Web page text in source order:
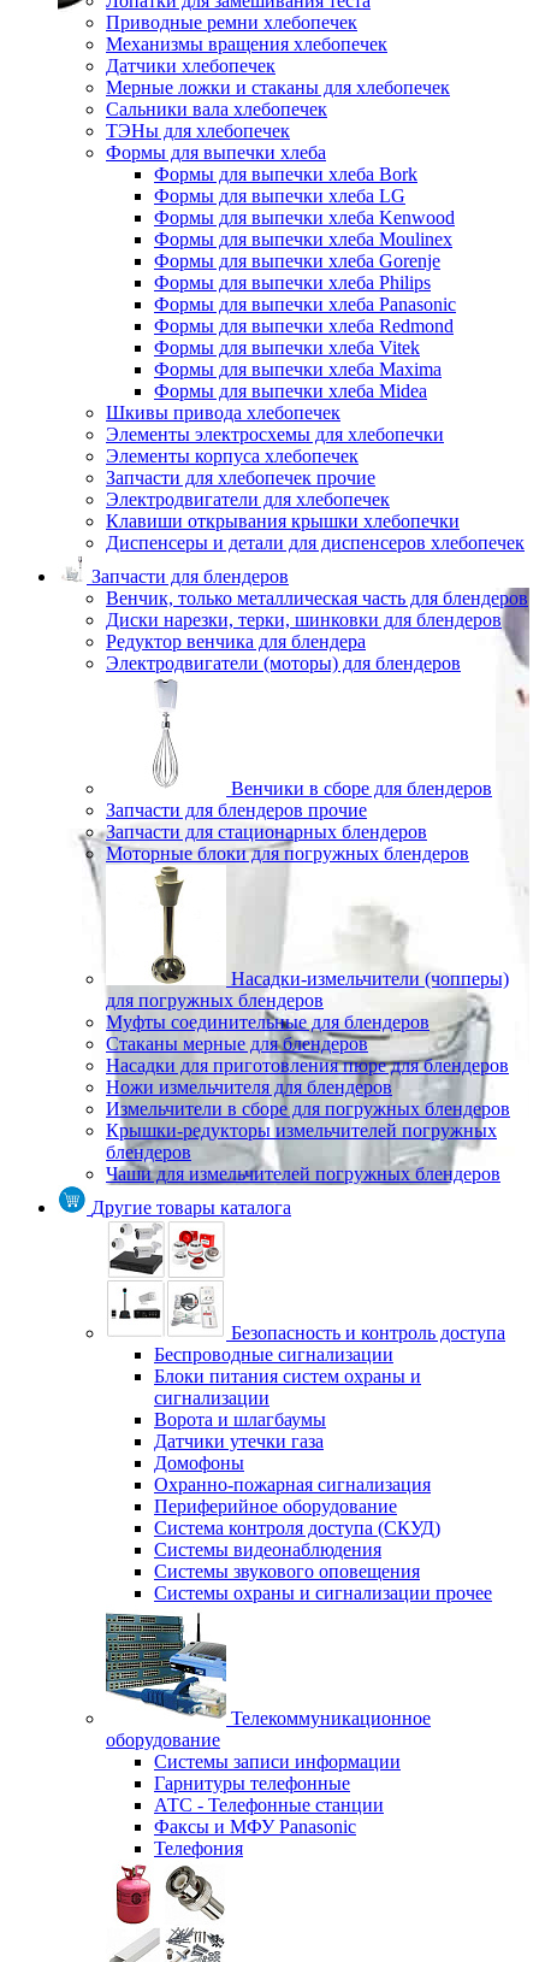
Приводные ремни хлебопечек
Механизмы вращения хлебопечек
Датчики хлебопечек
Мерные ложки и стаканы для хлебопечек
Сальники вала хлебопечек
ТЭНы для хлебопечек
Формы для выпечки хлеба
Формы для выпечки хлеба Bork
Формы для выпечки хлеба LG
Формы для выпечки хлеба Kenwood
Формы для выпечки хлеба Moulinex
Формы для выпечки хлеба Gorenje
Формы для выпечки хлеба Philips
Формы для выпечки хлеба Panasonic
Формы для выпечки хлеба Redmond
Формы для выпечки хлеба Vitek
Формы для выпечки хлеба Maxima
Формы для выпечки хлеба Midea
Шкивы привода хлебопечек
Элементы электросхемы для хлебопечки
Элементы корпуса хлебопечек
Запчасти для хлебопечек прочие
Электродвигатели для хлебопечек
Клавиши открывания крышки хлебопечки
Диспенсеры и детали для диспенсеров хлебопечек
Запчасти для блендеров
Венчик, только металлическая часть для блендеров
Диски нарезки, терки, шинковки для блендеров
Редуктор венчика для блендера
Электродвигатели (моторы) для блендеров
Венчики в сборе для блендеров
Запчасти для блендеров прочие
Запчасти для стационарных блендеров
Моторные блоки для погружных блендеров
Насадки-измельчители (чопперы)
для погружных блендеров
Муфты соединительные для блендеров
Стаканы мерные для блендеров
Насадки для приготовления пюре для блендеров
Ножи измельчителя для блендеров
Измельчители в сборе для погружных блендеров
Крышки-редукторы измельчителей погружных
блендеров
Чаши для измельчителей погружных блендеров
Другие товары каталога
Безопасность и контроль доступа
Беспроводные сигнализации
Блоки питания систем охраны и
сигнализации
Ворота и шлагбаумы
Датчики утечки газа
Домофоны
Охранно-пожарная сигнализация
Периферийное оборудование
Система контроля доступа (СКУД)
Системы видеонаблюдения
Системы звукового оповещения
Системы охраны и сигнализации прочее
Телекоммуникационное
оборудование
Системы записи информации
Гарнитуры телефонные
АТС - Телефонные станции
Факсы и МФУ Panasonic
Телефония